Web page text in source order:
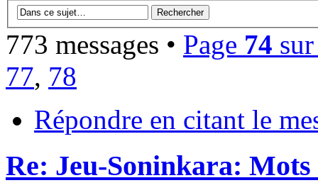
773 messages • Page 74
77, 78
Répondre en citant le
Re: Jeu-Soninkara: